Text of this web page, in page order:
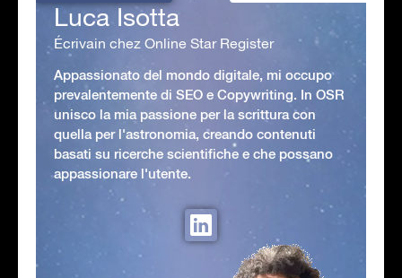
Luca Isotta
Écrivain chez Online Star Register
Appassionato del mondo digitale, mi occupo
prevalentemente di SEO e Copywriting. In OSR
unisco la mia passione per la scrittura con
quella per l'astronomia, creando contenuti
basati su ricerche scientifiche e che possano
appassionare l'utente.